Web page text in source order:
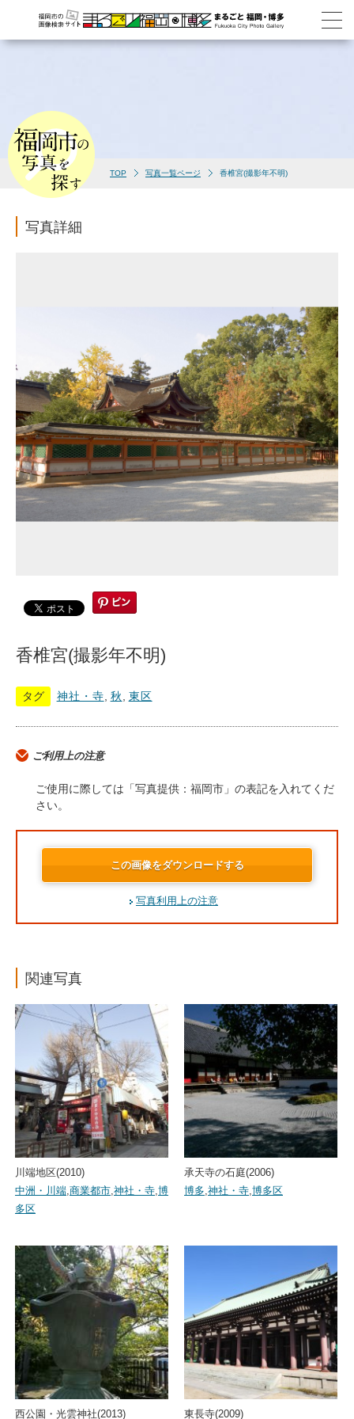
TOP 写真一覧ページ 香椎宮(撮影年不明)
写真詳細
香椎宮(撮影年不明)
タグ 神社・寺 秋 東区
ご利用上の注意
ご使用に際しては「写真提供：福岡市」の表記を入れてくだ
さい。
この画像をダウンロードする
写真利用上の注意
関連写真
川端地区(2010)
中洲・川端,商業都市,神社・寺,博
多区
承天寺の石庭(2006)
博多,神社・寺,博多区
西公園・光雲神社(2013) 東長寺(2009)